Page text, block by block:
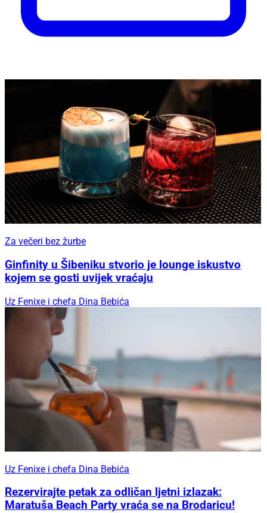
Za večeri bez žurbe
Ginfinity u Šibeniku stvorio je lounge iskustvo
kojem se gosti uvijek vraćaju
Uz Fenixe i chefa Dina Bebića
Uz Fenixe i chefa Dina Bebića
Rezervirajte petak za odličan ljetni izlazak:
Maratuša Beach Party vraća se na Brodaricu!